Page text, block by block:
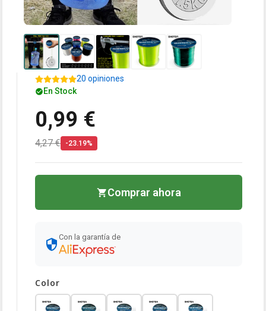
20 opiniones
En Stock
0,99 €
4,27 € -23.19%
Comprar ahora
Con la garantía de
Color